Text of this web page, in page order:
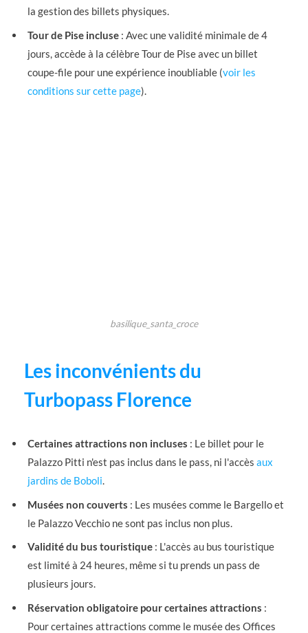
la gestion des billets physiques.
Tour de Pise incluse : Avec une validité minimale de 4
jours, accède à la célèbre Tour de Pise avec un billet
coupe-file pour une expérience inoubliable (voir les
conditions sur cette page).
basilique_santa_croce
Les inconvénients du
Turbopass Florence
Certaines attractions non incluses : Le billet pour le
Palazzo Pitti n'est pas inclus dans le pass, ni l'accès aux
jardins de Boboli.
Musées non couverts : Les musées comme le Bargello et
le Palazzo Vecchio ne sont pas inclus non plus.
Validité du bus touristique : L'accès au bus touristique
est limité à 24 heures, même si tu prends un pass de
plusieurs jours.
Réservation obligatoire pour certaines attractions :
Pour certaines attractions comme le musée des Offices